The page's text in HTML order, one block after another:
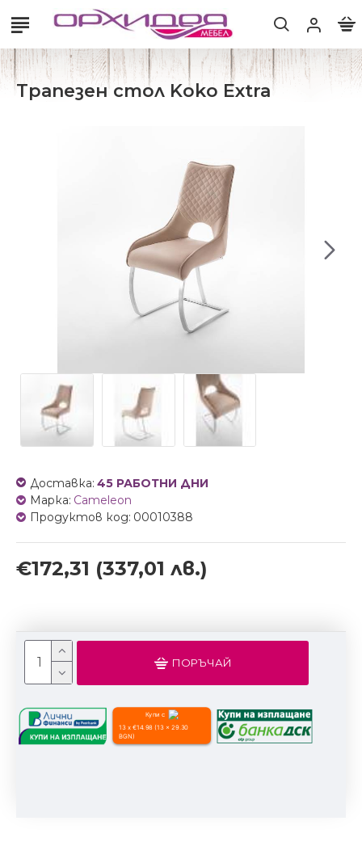
Трапезен стол Koko Extra
€172,31 (337,01 лв.)
Доставка: 45 РАБОТНИ ДНИ
Марка: Cameleon
Продуктов код: 00010388
ПОРЪЧАЙ
Купи с
13 x €14.98 (13 x 29.30
BGN)